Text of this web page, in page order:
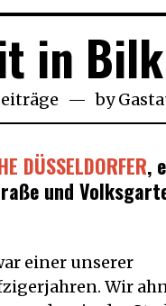
in Bilk
by
DÜSSELDORFER,
und
einer unserer
Wir